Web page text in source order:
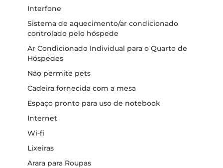
Interfone
Sistema de aquecimento/ar condicionado
controlado pelo hóspede
Ar Condicionado Individual para o Quarto de
Hóspedes
Não permite pets
Cadeira fornecida com a mesa
Espaço pronto para uso de notebook
Internet
Wi-fi
Lixeiras
Arara para Roupas